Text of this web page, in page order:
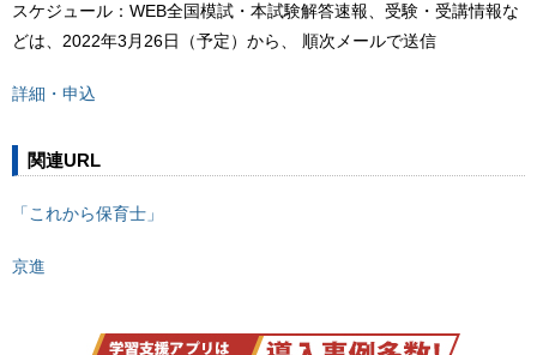
スケジュール：WEB全国模試・本試験解答速報、受験・受講情報な
どは、2022年3月26日（予定）から、 順次メールで送信
詳細・申込
関連URL
「これから保育士」
京進